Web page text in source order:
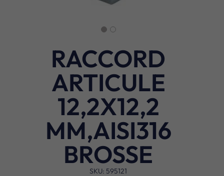
RACCORD
ARTICULE
12,2X12,2
MM,AISI316
BROSSE
SKU: 595121